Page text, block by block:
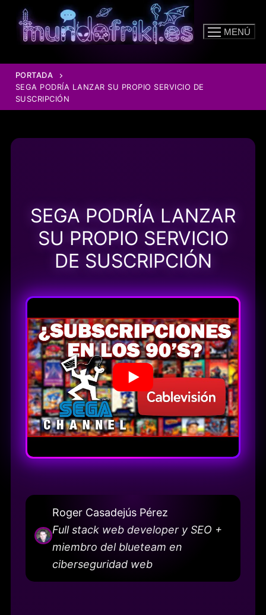
contenido
MENÚ
PORTADA
SEGA PODRÍA LANZAR SU PROPIO SERVICIO DE
SUSCRIPCIÓN
SEGA PODRÍA LANZAR
SU PROPIO SERVICIO
DE SUSCRIPCIÓN
Roger Casadejús Pérez
Full stack web developer y SEO +
miembro del blueteam en
ciberseguridad web